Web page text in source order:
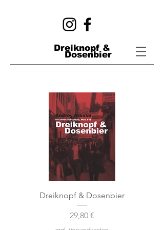
Dreiknopf &
Dosenbier
Dreiknopf & Dosenbier
Preis
29,80 €